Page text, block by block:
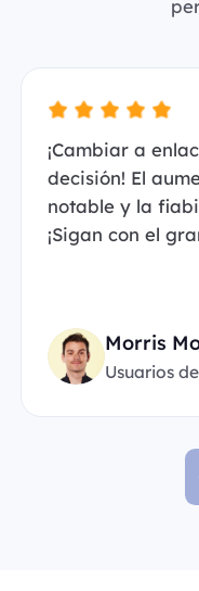
¡Cambiar a
decisión! El
notable y la
¡Sigan con el
Morris
Usuarios